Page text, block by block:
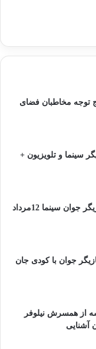
توجه مخاطبان فضای
سینما و تلویزیون +
درگذشت مریم همتیان بازیگر جوان سینما 12مرداد
جوان با کودی جان
از همسرش نیلوفر
آشنایی